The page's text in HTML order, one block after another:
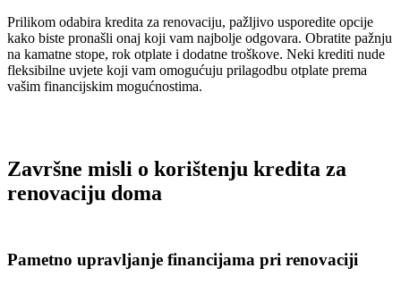
Prilikom odabira kredita za renovaciju, pažljivo usporedite opcije
kako biste pronašli onaj koji vam najbolje odgovara. Obratite pažnju
na kamatne stope, rok otplate i dodatne troškove. Neki krediti nude
fleksibilne uvjete koji vam omogućuju prilagodbu otplate prema
vašim financijskim mogućnostima.
Završne misli o korištenju kredita za
renovaciju doma
Pametno upravljanje financijama pri renovaciji